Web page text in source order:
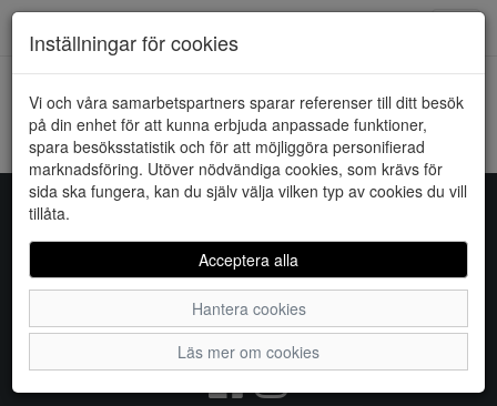
HEM ZIGZAG
Kunde inte hitta några artiklar...
Inställningar för cookies
Vi och våra samarbetspartners sparar referenser till ditt besök
på din enhet för att kunna erbjuda anpassade funktioner,
spara besöksstatistik och för att möjliggöra personifierad
marknadsföring. Utöver nödvändiga cookies, som krävs för
sida ska fungera, kan du själv välja vilken typ av cookies du vill
tillåta.
Acceptera alla
Hantera cookies
Läs mer om cookies
Sko-fynd i Vimmerby AB
S:t Torget 2, 598 21 VIMMERBY, Telefon:
| Om oss Kontakta oss